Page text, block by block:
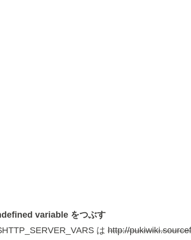
variable をつぶす
は http://